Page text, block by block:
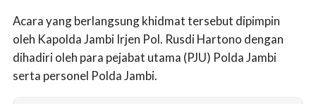
Acara yang berlangsung khidmat tersebut dipimpin
oleh Kapolda Jambi Irjen Pol. Rusdi Hartono dengan
dihadiri oleh para pejabat utama (PJU) Polda Jambi
serta personel Polda Jambi.